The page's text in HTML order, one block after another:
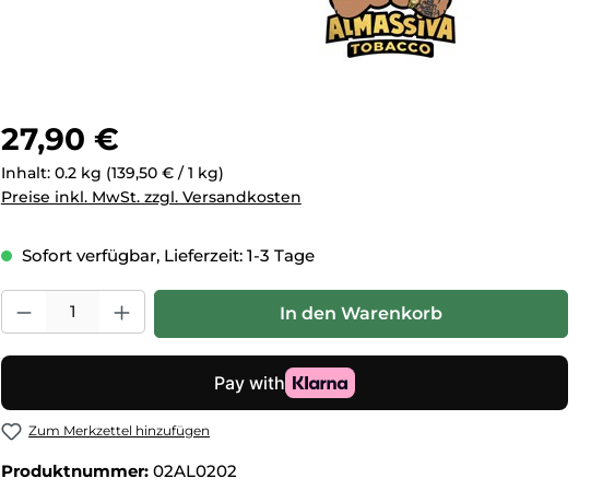
Regulärer Preis:
27,90 €
Inhalt: 0.2 kg (139,50 € / 1 kg)
Preise inkl. MwSt. zzgl. Versandkosten
Sofort verfügbar, Lieferzeit: 1-3 Tage
Produkt Anzahl: Gib den gewünschten Wert ein oder benutze die
In den Warenkorb
Zum Merkzettel hinzufügen
Produktnummer: 02AL0202